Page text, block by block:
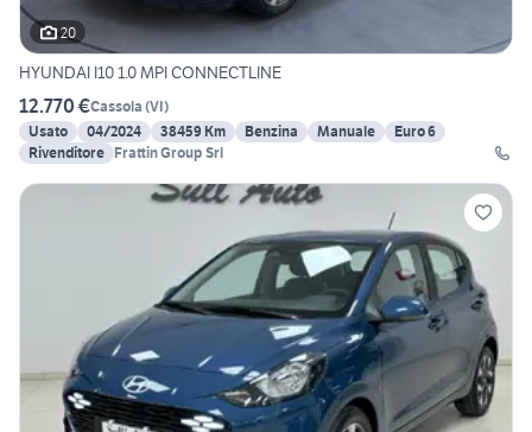
20
HYUNDAI I10 1.0 MPI CONNECTLINE
12.770 €Cassola (VI)
Usato
04/2024 38459 Km Benzina Manuale
Euro 6
Rivenditore Frattin Group Srl